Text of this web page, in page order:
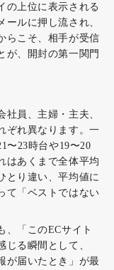
の上位に表示される
ルに押し流され、
らこそ、相手が受信
が、開封の第一関門
員、主婦・主夫、
ぞれ異なります。一
〜23時台や19〜20
はあくまで全体平均
とり違い、平均値に
て「ベストではない
、「このECサイト
る瞬間として、
が届いたとき」が最